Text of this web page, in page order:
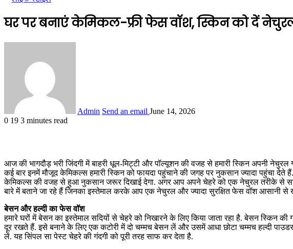
घर पर बनाएं केमिकल-फ्री फेस वॉश, स्किन को दें
Admin Send an email June 14, 2026
0 19 3 minutes read
आज की भागदौड़ भरी जिंदगी में बाहरी धूल-मिट्टी और पॉल्यूशन की वजह से हमारी स्किन अपनी
कई बार इनमें मौजूद केमिकल्स हमारी स्किन को फायदा पहुंचाने की जगह पर नुकसान ज्यादा
केमिकल्स की वजह से हुआ नुकसान जरूर दिखाई देगा. अगर आप अपने चेहरे को एक नेचुरल तरीके से
बारे में बताने जा रहे हैं जिनका इस्तेमाल करके आप एक नेचुरल और ज्यादा सुरक्षित फेस वॉश
बेसन और हल्दी का फेस वॉश
हमारे घरों में बेसन का इस्तेमाल सदियों से चेहरे को निखारने के लिए किया जाता रहा है. बेसन स्किन
दूर रखते हैं. इसे बनाने के लिए एक कटोरी में दो चम्मच बेसन लें और उसमें आधा छोटा चम्मच हल्दी
लें. यह सिंपल सा पेस्ट चेहरे की गंदगी को पूरी तरह साफ कर देता है.